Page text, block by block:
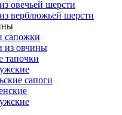
овечьей шерсти
верблюжьей шерсти
сапожки
из овчины
тапочки
сапоги